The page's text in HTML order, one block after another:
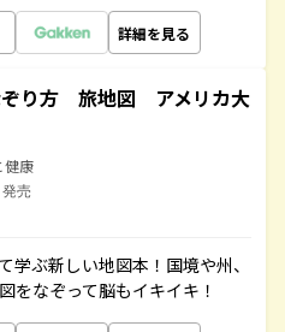
詳細を見る
ぞり方 旅地図 アメリカ大
健康
売
学ぶ新しい地図本！国境や州、
をなぞって脳もイキイキ！